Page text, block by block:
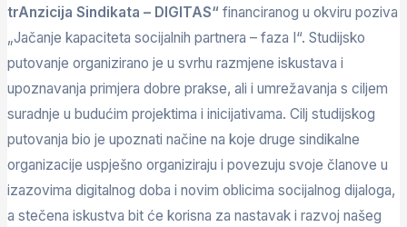
trAnzicija Sindikata – DIGITAS“ financiranog u okviru poziva
„Jačanje kapaciteta socijalnih partnera – faza I“. Studijsko
putovanje organizirano je u svrhu razmjene iskustava i
upoznavanja primjera dobre prakse, ali i umrežavanja s ciljem
suradnje u budućim projektima i inicijativama. Cilj studijskog
putovanja bio je upoznati načine na koje druge sindikalne
organizacije uspješno organiziraju i povezuju svoje članove u
izazovima digitalnog doba i novim oblicima socijalnog dijaloga,
a stečena iskustva bit će korisna za nastavak i razvoj našeg